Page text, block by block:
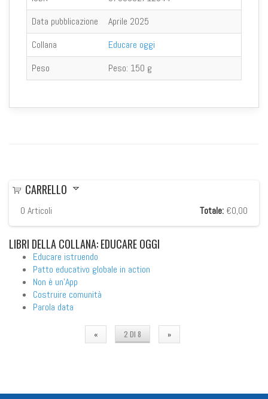
Data pubblicazione
Aprile 2025
Collana
Educare oggi
Peso
Peso: 150 g
CARRELLO
0 Articoli Totale: €0,00
LIBRI DELLA COLLANA: EDUCARE OGGI
Educare istruendo
Patto educativo globale in action
Non è un'App
Costruire comunità
Parola data
« 2 DI 8 »